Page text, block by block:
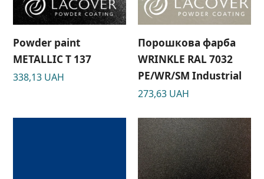
Powder paint
METALLIC T 137
338,13 UAH
Порошкова фарба
WRINKLE RAL 7032
РЕ/WR/SM Industrial
273,63 UAH